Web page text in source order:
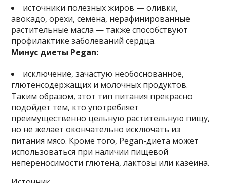
источники полезных жиров — оливки,
авокадо, орехи, семена, нерафинированные
растительные масла — также способствуют
профилактике заболеваний сердца.
Минус диеты Pegan:
исключение, зачастую необоснованное,
глютенсодержащих и молочных продуктов.
Таким образом, этот тип питания прекрасно
подойдет тем, кто употребляет
преимущественно цельную растительную пищу,
но не желает окончательно исключать из
питания мясо. Кроме того, Pegan-диета может
использоваться при наличии пищевой
непереносимости глютена, лактозы или казеина.